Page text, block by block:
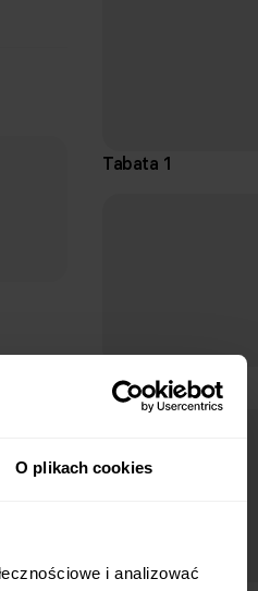
O plikach cookies
i analizować
Ruch
Napnij mięśnie
Tabata 1
Tabata 6